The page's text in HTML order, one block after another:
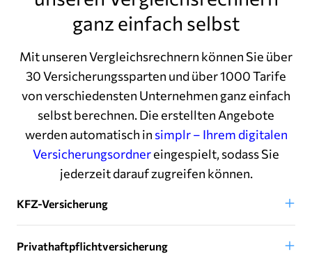
ganz einfach selbst
Mit unseren Vergleichsrechnern können Sie über
30 Versicherungssparten und über 1000 Tarife
von verschiedensten Unternehmen ganz einfach
selbst berechnen. Die erstellten Angebote
werden automatisch in simplr – Ihrem digitalen
Versicherungsordnereingespielt, sodass Sie
jederzeit darauf zugreifen können.
KFZ-Versicherung
Privathaftpflichtversicherung